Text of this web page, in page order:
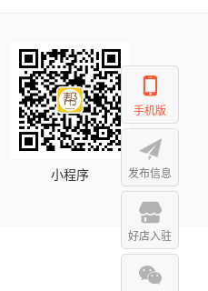
小程序
手机版
发布信息
好店入驻